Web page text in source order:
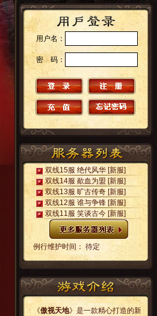
用户名：
密 码：
双线15服 绝代风华 [新服]
双线14服 歃血为盟 [新服]
双线13服 旷古传奇 [新服]
双线12服 谁与争锋 [新服]
双线11服 笑谈古今 [新服]
例行维护时间： 待定
《傲视天地》是一款精心打造的新